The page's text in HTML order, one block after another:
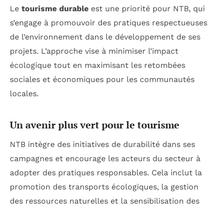
Le tourisme durable est une priorité pour NTB, qui
s’engage à promouvoir des pratiques respectueuses
de l’environnement dans le développement de ses
projets. L’approche vise à minimiser l’impact
écologique tout en maximisant les retombées
sociales et économiques pour les communautés
locales.
Un avenir plus vert pour le tourisme
NTB intègre des initiatives de durabilité dans ses
campagnes et encourage les acteurs du secteur à
adopter des pratiques responsables. Cela inclut la
promotion des transports écologiques, la gestion
des ressources naturelles et la sensibilisation des